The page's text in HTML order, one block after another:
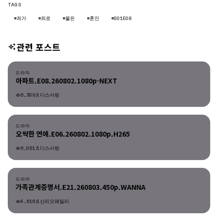
TAGS
#죄가
#죄로 #물든 #혼인 #S01E08
관련 포스트
드라마
드라마
아파트.E08.260802.1080p-NEXT
6,309 디스사랑
드라마
오싹한 연애.E06.260802.1080p.H265
6,061 디스사랑
드라마
가족관계증명서.E21.260803.450p.WANNA
4,616 산리오패밀리